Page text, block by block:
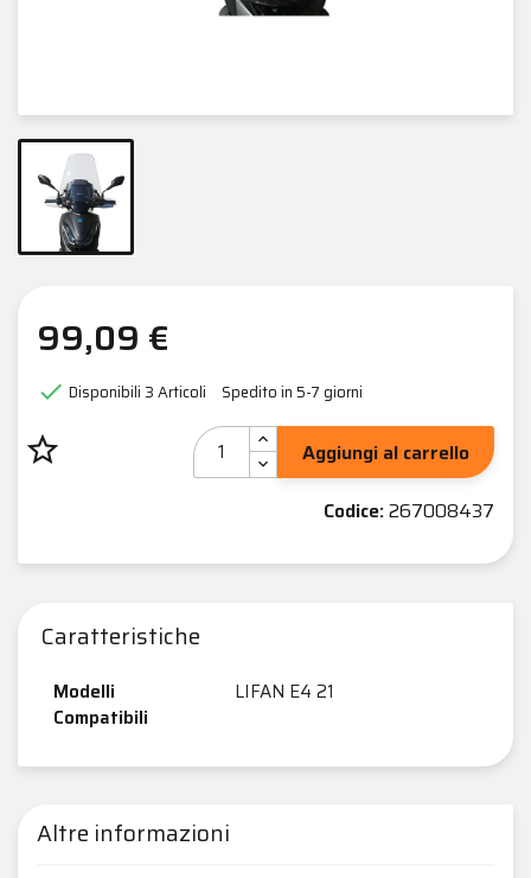
99,09 €
 Disponibili3 Articoli Spedito in 5-7 giorni
star_border
Aggiungi al carrello
Codice:267008437
Caratteristiche
Modelli
Compatibili
LIFAN E4 21
Altre informazioni